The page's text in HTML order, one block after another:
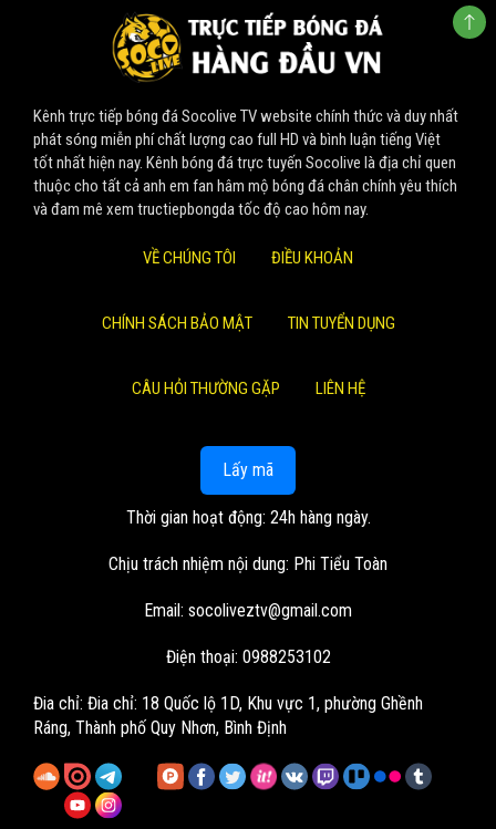
Kênh trực tiếp bóng đá Socolive TV website chính thức và duy nhất
phát sóng miễn phí chất lượng cao full HD và bình luận tiếng Việt
tốt nhất hiện nay. Kênh bóng đá trực tuyến Socolive là địa chỉ quen
thuộc cho tất cả anh em fan hâm mộ bóng đá chân chính yêu thích
và đam mê xem tructiepbongda tốc độ cao hôm nay.
VỀ CHÚNG TÔI ĐIỀU KHOẢN
CHÍNH SÁCH BẢO MẬT TIN TUYỂN DỤNG
CÂU HỎI THƯỜNG GẶP LIÊN HỆ
Lấy mã
Thời gian hoạt động: 24h hàng ngày.
Chịu trách nhiệm nội dung: Phi Tiểu Toàn
Email: socoliveztv@gmail.com
Điện thoại: 0988253102
Đia chỉ: Đia chỉ: 18 Quốc lộ 1D, Khu vực 1, phường Ghềnh
Ráng, Thành phố Quy Nhơn, Bình Định